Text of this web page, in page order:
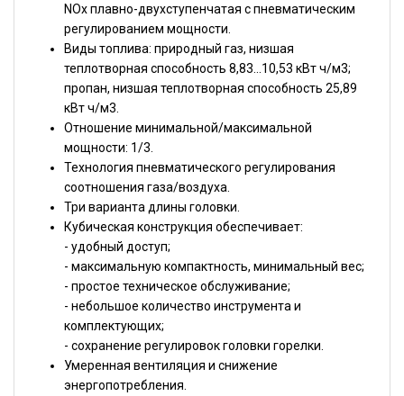
NOx плавно-двухступенчатая с пневматическим
регулированием мощности.
Виды топлива: природный газ, низшая
теплотворная способность 8,83...10,53 кВт ч/м3;
пропан, низшая теплотворная способность 25,89
кВт ч/м3.
Отношение минимальной/максимальной
мощности: 1/3.
Технология пневматического регулирования
соотношения газа/воздуха.
Три варианта длины головки.
Кубическая конструкция обеспечивает:
- удобный доступ;
- максимальную компактность, минимальный вес;
- простое техническое обслуживание;
- небольшое количество инструмента и
комплектующих;
- сохранение регулировок головки горелки.
Умеренная вентиляция и снижение
энергопотребления.